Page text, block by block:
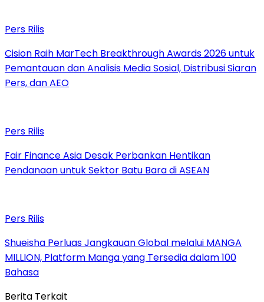
Pers Rilis
Cision Raih MarTech Breakthrough Awards 2026 untuk
Pemantauan dan Analisis Media Sosial, Distribusi Siaran
Pers, dan AEO
Pers Rilis
Fair Finance Asia Desak Perbankan Hentikan
Pendanaan untuk Sektor Batu Bara di ASEAN
Pers Rilis
Shueisha Perluas Jangkauan Global melalui MANGA
MILLION, Platform Manga yang Tersedia dalam 100
Bahasa
Berita Terkait